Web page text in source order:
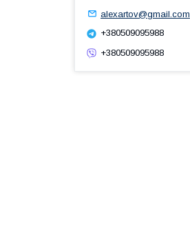
alexartov@gmail.com
+380509095988
+380509095988